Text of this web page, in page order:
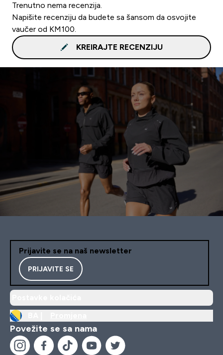
Trenutno nema recenzija.
Napišite recenziju da budete sa šansom da osvojite
vaučer od KM100.
KREIRAJTE RECENZIJU
Prijavite se na naš newsletter
PRIJAVITE SE
Povežite se sa nama